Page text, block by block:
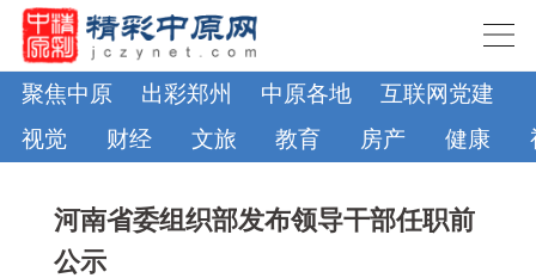
聚焦中原 出彩郑州 中原各地 互联网党建
视觉
财经 文旅 教育 房产 健康
河南省委组织部发布领导干部任职前
公示